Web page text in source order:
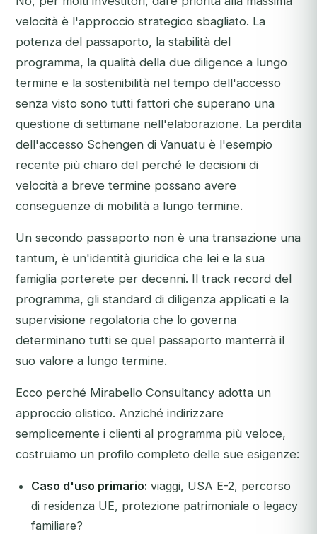
velocità è l'approccio strategico sbagliato. La
potenza del passaporto, la stabilità del
programma, la qualità della due diligence a lungo
termine e la sostenibilità nel tempo dell'accesso
senza visto sono tutti fattori che superano una
questione di settimane nell'elaborazione. La perdita
dell'accesso Schengen di Vanuatu è l'esempio
recente più chiaro del perché le decisioni di
velocità a breve termine possano avere
conseguenze di mobilità a lungo termine.
Un secondo passaporto non è una transazione una
tantum, è un'identità giuridica che lei e la sua
famiglia porterete per decenni. Il track record del
programma, gli standard di diligenza applicati e la
supervisione regolatoria che lo governa
determinano tutti se quel passaporto manterrà il
suo valore a lungo termine.
Ecco perché Mirabello Consultancy adotta un
approccio olistico. Anziché indirizzare
semplicemente i clienti al programma più veloce,
costruiamo un profilo completo delle sue esigenze:
Caso d'uso primario: viaggi, USA E-2, percorso
di residenza UE, protezione patrimoniale o legacy
familiare?